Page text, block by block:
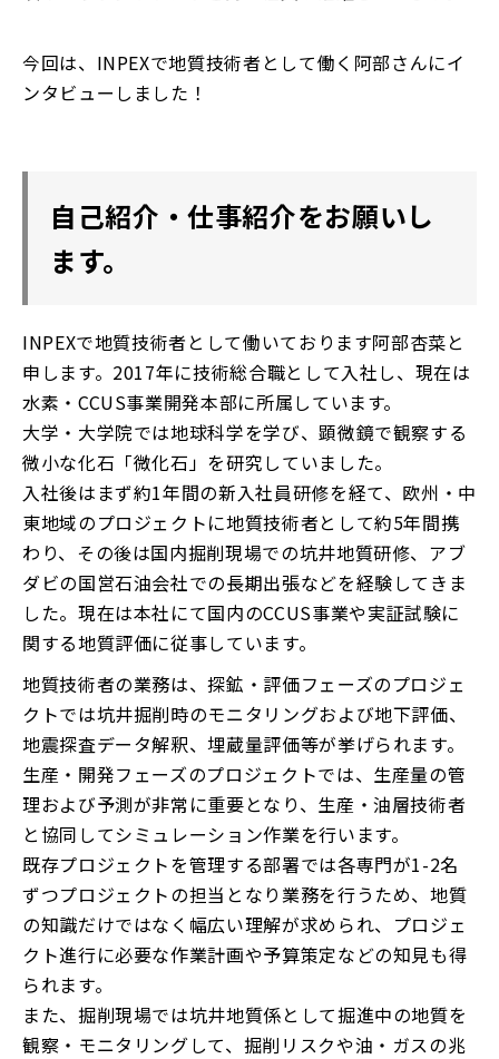
今回は、INPEXで地質技術者として働く阿部さんにイ
ンタビューしました！
自己紹介・仕事紹介をお願いし
ます。
INPEXで地質技術者として働いております阿部杏菜と
申します。2017年に技術総合職として入社し、現在は
水素・CCUS事業開発本部に所属しています。
大学・大学院では地球科学を学び、顕微鏡で観察する
微小な化石「微化石」を研究していました。
入社後はまず約1年間の新入社員研修を経て、欧州・中
東地域のプロジェクトに地質技術者として約5年間携
わり、その後は国内掘削現場での坑井地質研修、アブ
ダビの国営石油会社での長期出張などを経験してきま
した。現在は本社にて国内のCCUS事業や実証試験に
関する地質評価に従事しています。
地質技術者の業務は、探鉱・評価フェーズのプロジェ
クトでは坑井掘削時のモニタリングおよび地下評価、
地震探査データ解釈、埋蔵量評価等が挙げられます。
生産・開発フェーズのプロジェクトでは、生産量の管
理および予測が非常に重要となり、生産・油層技術者
と協同してシミュレーション作業を行います。
既存プロジェクトを管理する部署では各専門が1-2名
ずつプロジェクトの担当となり業務を行うため、地質
の知識だけではなく幅広い理解が求められ、プロジェ
クト進行に必要な作業計画や予算策定などの知見も得
られます。
また、掘削現場では坑井地質係として掘進中の地質を
観察・モニタリングして、掘削リスクや油・ガスの兆